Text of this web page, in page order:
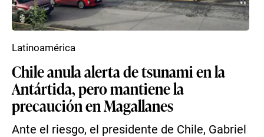
Chile anula alerta de tsunami en la
Antártida, pero mantiene la
precaución en Magallanes
Ante el riesgo, el presidente de Chile, Gabriel
Latinoamérica